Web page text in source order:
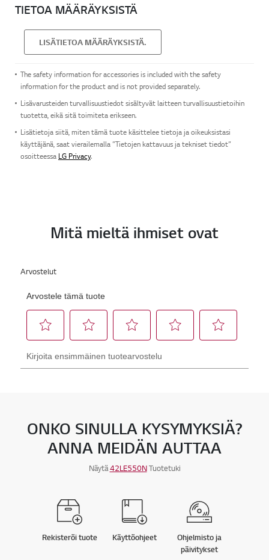
TIETOA MÄÄRÄYKSISTÄ
LISÄTIETOA MÄÄRÄYKSISTÄ.
The safety information for accessories is included with the safety
information for the product and is not provided separately.
Lisävarusteiden turvallisuustiedot sisältyvät laitteen turvallisuustietoihin
tuotetta, eikä sitä toimiteta erikseen.
Lisätietoja siitä, miten tämä tuote käsittelee tietoja ja oikeuksistasi
käyttäjänä, saat vierailemalla ”Tietojen kattavuus ja tekniset tiedot”
osoitteessa LG Privacy.
Mitä mieltä ihmiset ovat
ONKO SINULLA KYSYMYKSIÄ?
ANNA MEIDÄN AUTTAA
Näytä42LE550NTuotetuki
Rekisteröi tuote Käyttöohjeet
Ohjelmisto ja
päivitykset